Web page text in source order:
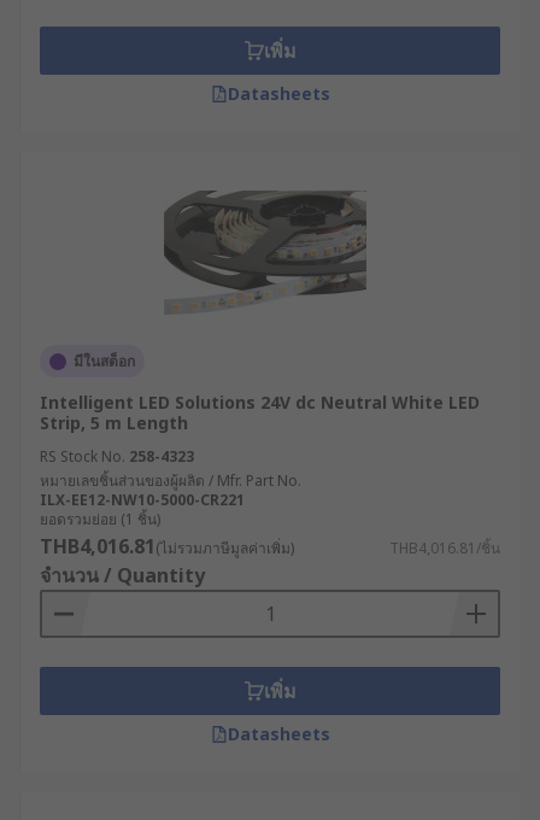
เพิ่ม
Datasheets
มีในสต็อก
Intelligent LED Solutions 24V dc Neutral White LED
Strip, 5 m Length
RS Stock No. 258-4323
หมายเลขชิ้นส่วนของผู้ผลิต / Mfr. Part No.
ILX-EE12-NW10-5000-CR221
ยอดรวมย่อย (1 ชิ้น)
THB4,016.81(ไม่รวมภาษีมูลค่าเพิ่ม) THB4,016.81/ชิ้น
จำนวน / Quantity
เพิ่ม
Datasheets